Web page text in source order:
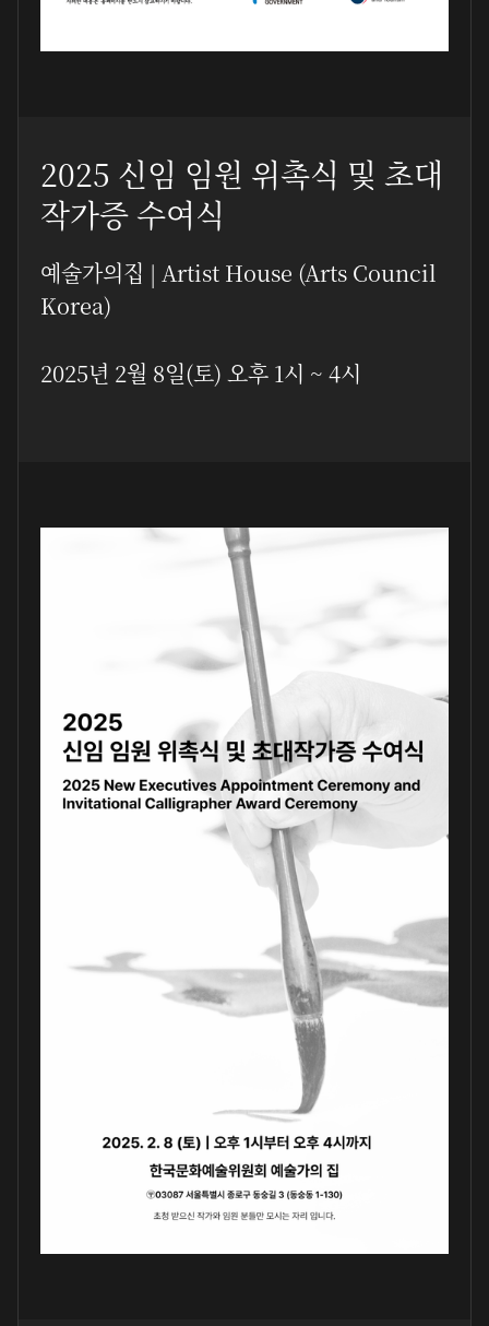
2025 신임 임원 위촉식 및 초대
작가증 수여식
예술가의집 | Artist House (Arts Council
Korea)
2025년 2월 8일(토) 오후 1시 ~ 4시